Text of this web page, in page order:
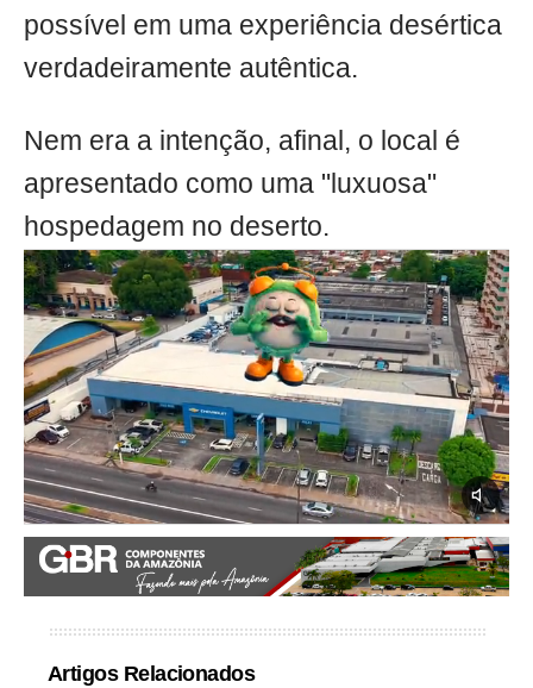
possível em uma experiência desértica
verdadeiramente autêntica.
Nem era a intenção, afinal, o local é
apresentado como uma "luxuosa"
hospedagem no deserto.
Artigos Relacionados